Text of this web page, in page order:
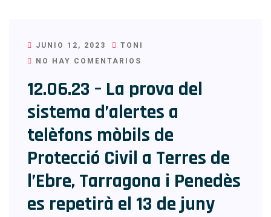
JUNIO 12, 2023
TONI
NO HAY COMENTARIOS
12.06.23 – La prova del
sistema d’alertes a
telèfons mòbils de
Protecció Civil a Terres de
l’Ebre, Tarragona i Penedès
es repetirà el 13 de juny